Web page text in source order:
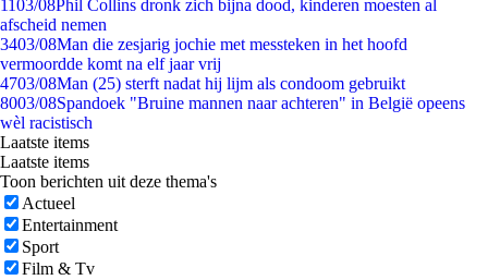
1103/08Phil Collins dronk zich bijna dood, kinderen moesten al
afscheid nemen
3403/08Man die zesjarig jochie met messteken in het hoofd
vermoordde komt na elf jaar vrij
4703/08Man (25) sterft nadat hij lijm als condoom gebruikt
8003/08Spandoek "Bruine mannen naar achteren" in België opeens
wèl racistisch
Laatste items
Laatste items
Toon berichten uit deze thema's
Actueel
Entertainment
Sport
Film & Tv